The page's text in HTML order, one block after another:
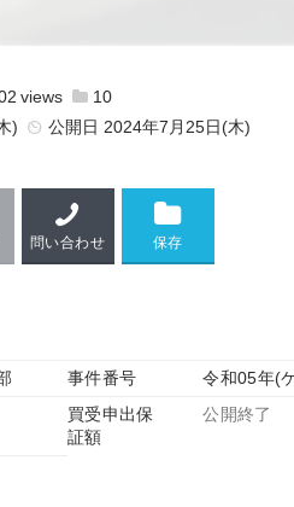
10
)
公開日 2024年7月25日(木)
問い合わせ
事件番号
令和05年(
買受申出保
証額
公開終了